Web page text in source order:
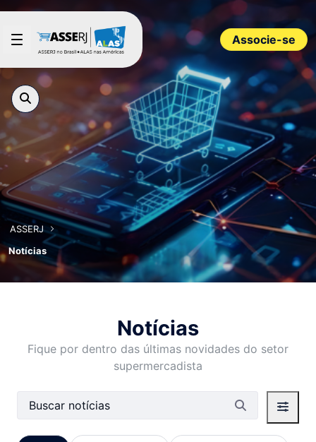
Pular para o Conteúdo principal
Associe-se
ASSERJ
Notícias
Notícias
Fique por dentro das últimas novidades do setor
supermercadista
Barra de busca